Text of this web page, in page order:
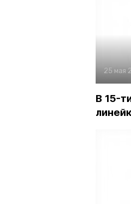
25 мая
В 15-